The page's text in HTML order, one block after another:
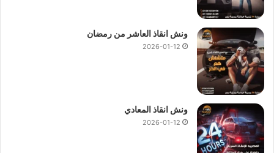
ونش انقاذ العاشر من رمضان
2026-01-12
ونش انقاذ المعادي
2026-01-12